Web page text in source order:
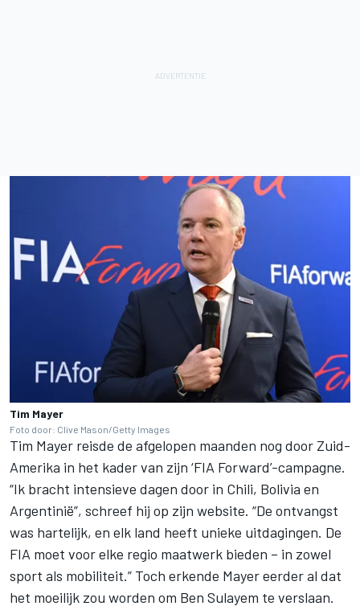
Tim Mayer
Foto door: Clive Mason/Getty Images
Tim Mayer reisde de afgelopen maanden nog door Zuid-
Amerika in het kader van zijn ‘FIA Forward’-campagne.
“Ik bracht intensieve dagen door in Chili, Bolivia en
Argentinië”, schreef hij op zijn website. “De ontvangst
was hartelijk, en elk land heeft unieke uitdagingen. De
FIA moet voor elke regio maatwerk bieden – in zowel
sport als mobiliteit.” Toch erkende Mayer eerder al dat
het moeilijk zou worden om Ben Sulayem te verslaan.